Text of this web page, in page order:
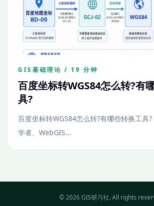
GIS基础理论 / 19 分钟
百度坐标转WGS84怎么转?有
具?
百度坐标转WGS84怎么转?有哪些转换工具
学者、WebGIS...
© 2026 GIS研习社. All rights